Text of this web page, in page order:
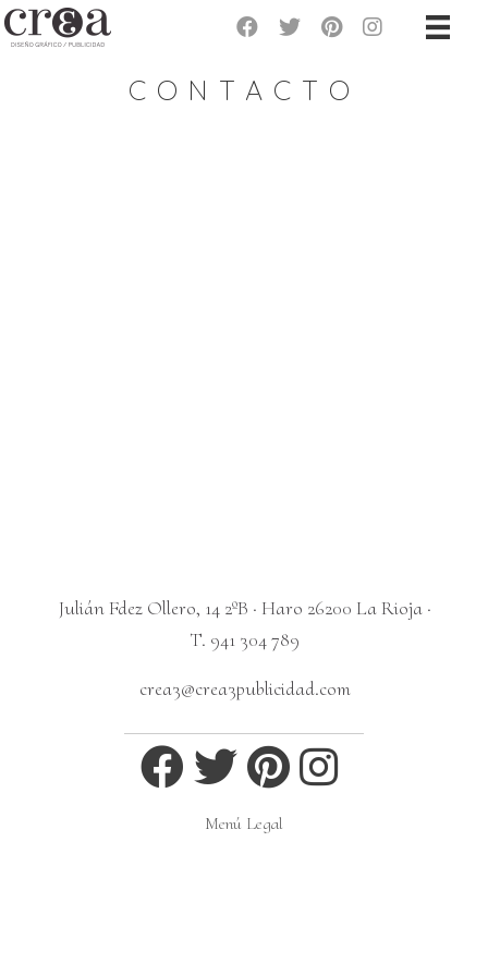
CONTACTO
Julián Fdez Ollero, 14 2ºB · Haro 26200 La Rioja ·
T. 941 304 789
crea3@crea3publicidad.com
Menú Legal